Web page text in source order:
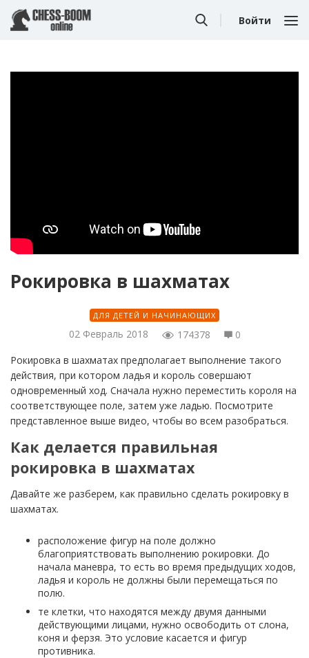
Войти
Рокировка в шахматах
ДЛЯ ДЕТЕЙ И НАЧИНАЮЩИХ
02 Февраль 2018 174378
0
Рокировка в шахматах предполагает выполнение такого
действия, при котором ладья и король совершают
одновременный ход. Сначала нужно переместить короля на
соответствующее поле, затем уже ладью. Посмотрите
представленное выше видео, чтобы во всем разобраться.
Как делается правильная
рокировка в шахматах
Давайте же разберем, как правильно сделать рокировку в
шахматах.
расположение фигур на поле должно
благоприятствовать выполнению рокировки. До
начала маневра, то есть во время предыдущих ходов,
ладья и король не должны были перемещаться по
полю.
те клетки, что находятся между двумя данными
действующими лицами, нужно освободить от слона,
коня и ферзя. Это условие касается и фигур
противника.